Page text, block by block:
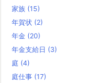
家族 (15)
年賀状 (2)
年金 (20)
年金支給日 (3)
庭 (4)
庭仕事 (17)